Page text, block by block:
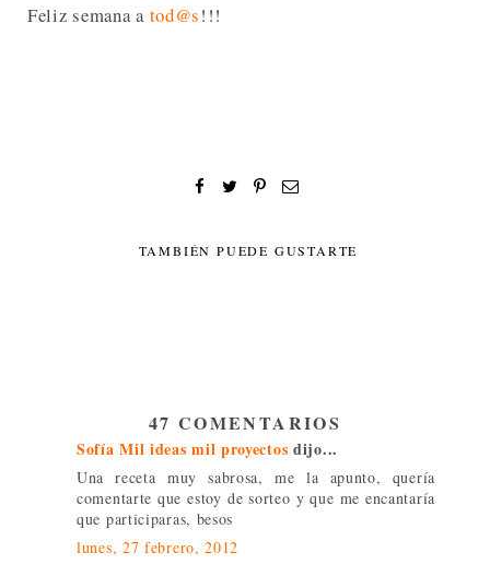
Feliz semana a tod@s!!!
TAMBIÉN PUEDE GUSTARTE
47 COMENTARIOS
Sofía Mil ideas mil proyectos dijo...
Una receta muy sabrosa, me la apunto, quería
comentarte que estoy de sorteo y que me encantaría
que participaras, besos
lunes, 27 febrero, 2012